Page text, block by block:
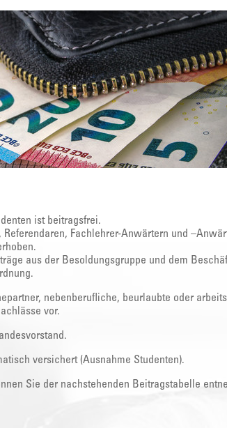
ist beitragsfrei.
Fachlehrer-Anwärtern und
aus der Besoldungsgruppe und dem
nebenberufliche, beurlaubte oder
vor.
versichert (Ausnahme Studenten).
Sie der nachstehenden Beitragstabelle